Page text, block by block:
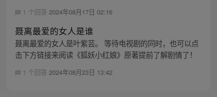
1 个回答 2024年08月17日 02:16
聂离最爱的女人是谁
聂离最爱的女人是叶紫芸。 等待电视剧的同时，也可以点
击下方链接来阅读《狐妖小红娘》原著提前了解剧情了！
1 个回答 2024年08月23日 13:42